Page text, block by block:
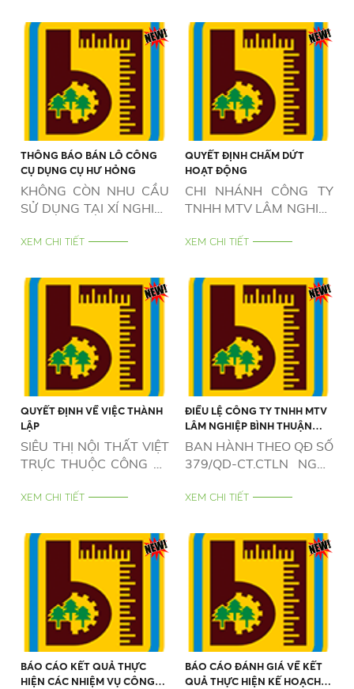
THÔNG BÁO BÁN LÔ CÔNG
CỤ DỤNG CỤ HƯ HỎNG
KHÔNG CÒN NHU CẦU
SỬ DỤNG TẠI XÍ NGHIỆP
THIẾT
XEM CHI TIẾT
QUYẾT ĐỊNH CHẤM DỨT
HOẠT ĐỘNG
CHI NHÁNH CÔNG TY
TNHH MTV LÂM NGHIỆP
NGHIỆP CHẾ BIẾN GỖ
XEM CHI TIẾT
QUYẾT ĐỊNH VỀ VIỆC THÀNH
LẬP
SIÊU THỊ NỘI THẤT VIỆT
TRỰC THUỘC CÔNG TY
BÌNH THUẬN
XEM CHI TIẾT
ĐIỀU LỆ CÔNG TY TNHH MTV
LÂM NGHIỆP BÌNH THUẬN
NĂM 2026
BAN HÀNH THEO QĐ SỐ
379/QD-CT.CTLN NGÀY
XEM CHI TIẾT
BÁO CÁO KẾT QUẢ THỰC
HIỆN CÁC NHIỆM VỤ CÔNG
BÁO CÁO ĐÁNH GIÁ VỀ KẾT
QUẢ THỰC HIỆN KẾ HOẠCH